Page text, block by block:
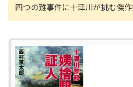
四つの難事件に十津川が挑む傑作